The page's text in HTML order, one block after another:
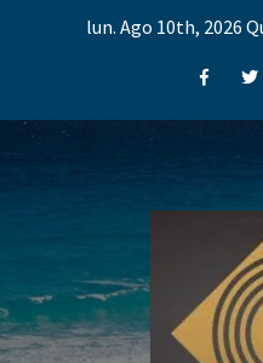
lun. Ago 10th, 2026
Facebook